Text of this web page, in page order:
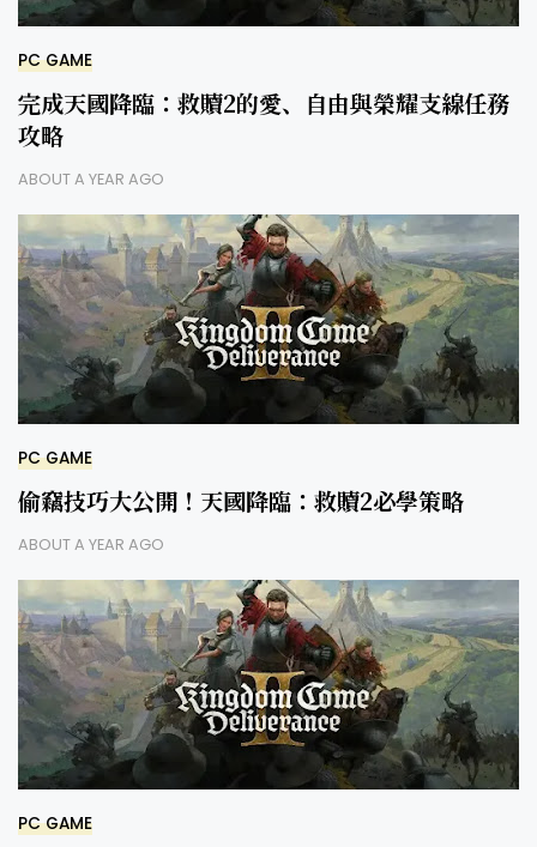
PC GAME
完成天國降臨：救贖2的愛、自由與榮耀支線任務
攻略
ABOUT A YEAR AGO
PC GAME
偷竊技巧大公開！天國降臨：救贖2必學策略
ABOUT A YEAR AGO
PC GAME